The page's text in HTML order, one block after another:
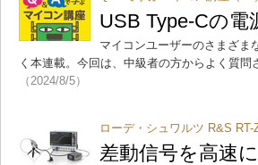
USB Type-Cの
マイコンユーザーのさまざま
く本連載。今回は、中級者の方からよく質
（2024/8/5）
ローデ・シュワルツ R&S RT-
差動信号を高速